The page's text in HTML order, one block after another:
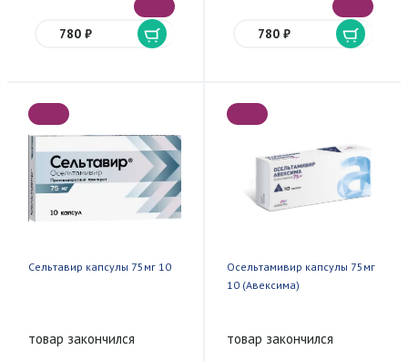
780 ₽ 780 ₽
Сельтавир капсулы 75мг 10
товар закончился
Осельтамивир капсулы 75мг
10 (Авексима)
товар закончился